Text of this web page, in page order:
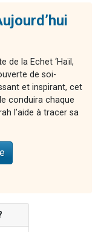
de la Echet ‘Haïl,
de soi-
et inspirant, cet
conduira chaque
l’aide à tracer sa